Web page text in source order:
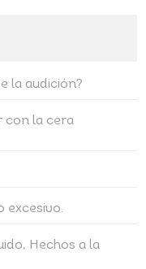
la audición?
con la cera
excesivo.
Hechos a la